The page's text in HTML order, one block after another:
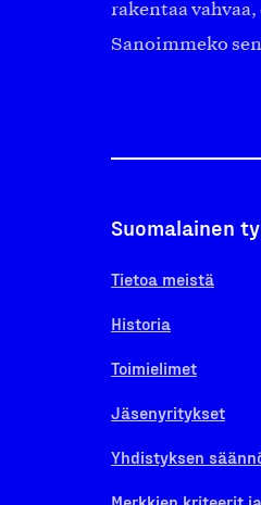
rakentaa
Sanoimmeko
Suomalainen
Tietoa meistä
Historia
Toimielimet
Jäsenyritykset
Yhdistyksen